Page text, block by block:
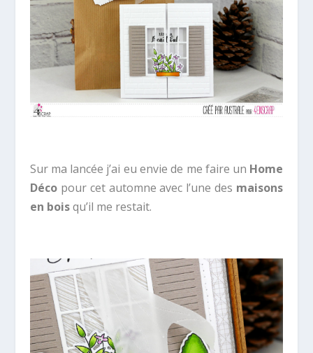
Sur ma lancée j’ai eu envie de me faire un Home
Décopour cet automne avec l’une des maisons
en boisqu’il me restait.